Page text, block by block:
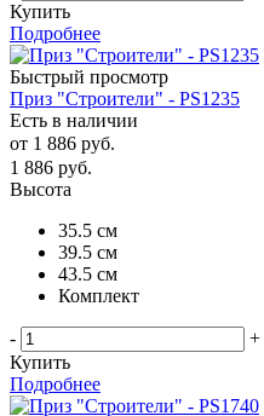
Купить
Подробнее
Быстрый просмотр
Приз "Строители" - PS1235
Есть в наличии
от 1 886 руб.
1 886 руб.
Высота
35.5 см
39.5 см
43.5 см
Комплект
-
+
Купить
Подробнее